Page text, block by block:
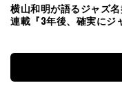
横山和明が語るジャズ
連載『3年後、確実にジ